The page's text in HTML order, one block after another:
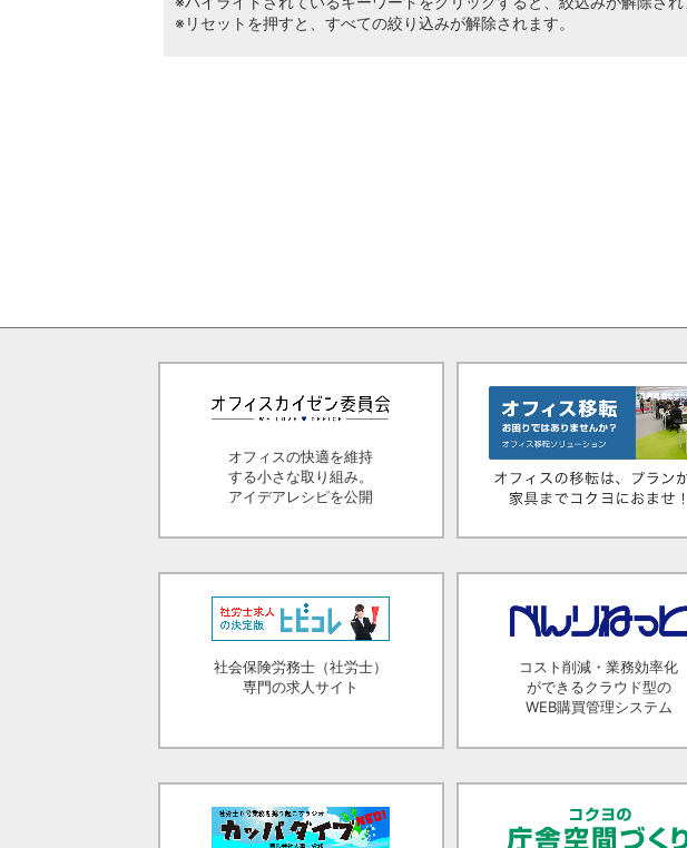
※リセットを押すと、すべての絞り込みが解除されます。
オフィスの快適を維持
する小さな取り組み。
アイデアレシピを公開
社会保険労務士（社労士）
専門の求人サイト
コスト削減・業務効率化
ができるクラウド型の
WEB購買管理システム